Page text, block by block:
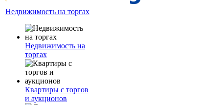
Недвижимость на торгах
Недвижимость на
торгах
Квартиры с торгов
и аукционов